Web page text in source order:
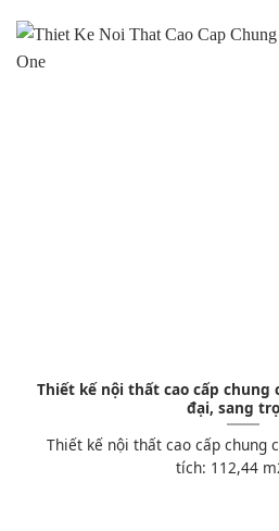
Thiết kế nội thất cao cấp chung
đại, sang
Thiết kế nội thất cao cấp chung
tích: 112,44